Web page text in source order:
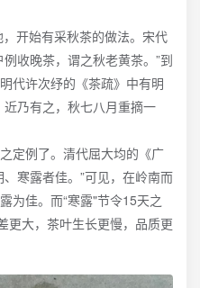
开始有采秋茶的做法。宋代
收晚茶，谓之秋老黄茶。”到
代许次纾的《茶疏》中有明
乃有之，秋七八月重摘一
定例了。清代屈大均的《广
寒露者佳。”可见，在岭南而
为佳。而“寒露"节令15天之
更大，茶叶生长更慢，品质更